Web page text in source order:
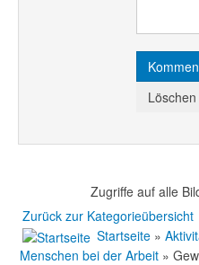
Zugriffe auf alle
Zurück zur Kategorieübersicht
Startseite »
Menschen bei der Arbeit »